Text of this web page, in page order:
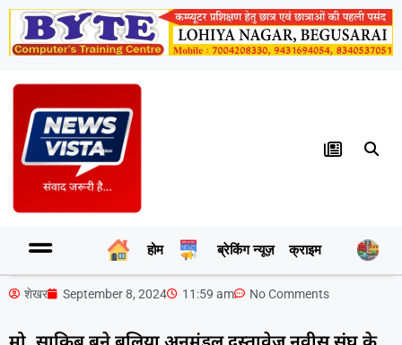
होम ब्रेकिंग न्यूज़ क्राइम
शेखर September 8, 2024 11:59 am No Comments